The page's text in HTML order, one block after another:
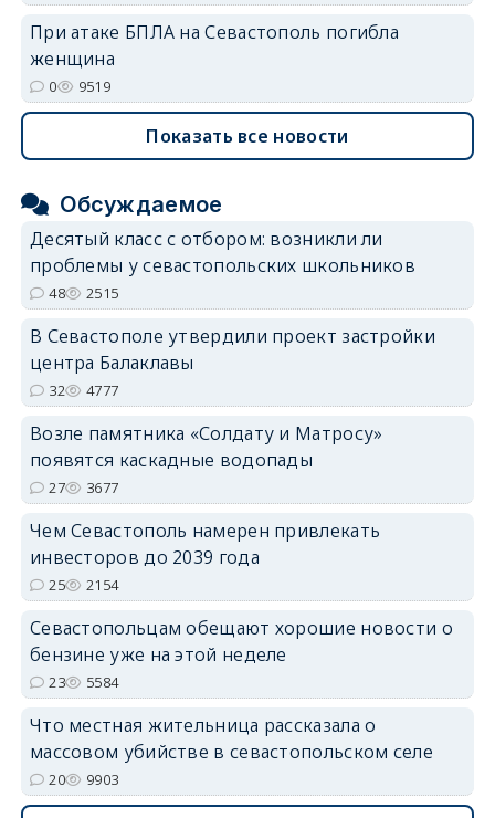
При атаке БПЛА на Севастополь погибла
женщина
0 9519
Показать все новости
Обсуждаемое
Десятый класс с отбором: возникли ли
проблемы у севастопольских школьников
48 2515
В Севастополе утвердили проект застройки
центра Балаклавы
32 4777
Возле памятника «Солдату и Матросу»
появятся каскадные водопады
27 3677
Чем Севастополь намерен привлекать
инвесторов до 2039 года
25 2154
Севастопольцам обещают хорошие новости о
бензине уже на этой неделе
23 5584
Что местная жительница рассказала о
массовом убийстве в севастопольском селе
20 9903